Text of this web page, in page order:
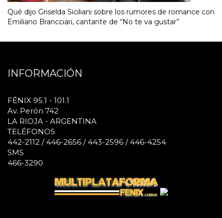
Qué dijo Griselda Siciliani sobre los rumores de romance con
Emiliano Brancciari, cantante de “No te va gustar”
INFORMACIÓN
FÉNIX 95.1 - 101.1
Av. Perón 742
LA RIOJA - ARGENTINA
TELÉFONOS
442-2112 / 446-2656 / 443-2596 / 446-4254
SMS
466-3290